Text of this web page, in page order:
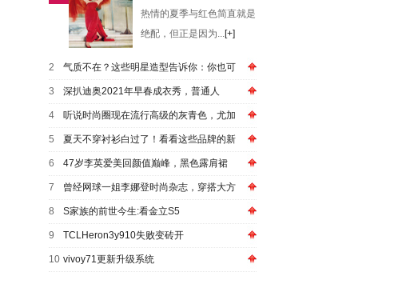
热情的夏季与红色简直就是
绝配，但正是因为...[+]
2 气质不在？这些明星造型告诉你：你也可
3 深扒迪奥2021年早春成衣秀，普通人
4 听说时尚圈现在流行高级的灰青色，尤加
5 夏天不穿衬衫白过了！看看这些品牌的新
6 47岁李英爱美回颜值巅峰，黑色露肩裙
7 曾经网球一姐李娜登时尚杂志，穿搭大方
8 S家族的前世今生:看金立S5
9 TCLHeron3y910失败变砖开
10 vivoy71更新升级系统